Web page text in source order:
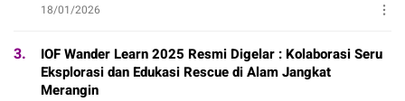
18/01/2026
3.
IOF Wander Learn 2025 Resmi Digelar : Kolaborasi Seru
Eksplorasi dan Edukasi Rescue di Alam Jangkat
Merangin